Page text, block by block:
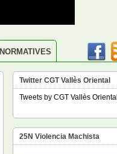
NORMATIVES
Twitter CGT Vallès Oriental
Tweets by CGT Vallès Oriental
25N Violencia Machista